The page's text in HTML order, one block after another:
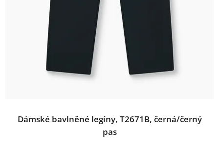
Dámské bavlněné legíny, T2671B, černá/černý
pas